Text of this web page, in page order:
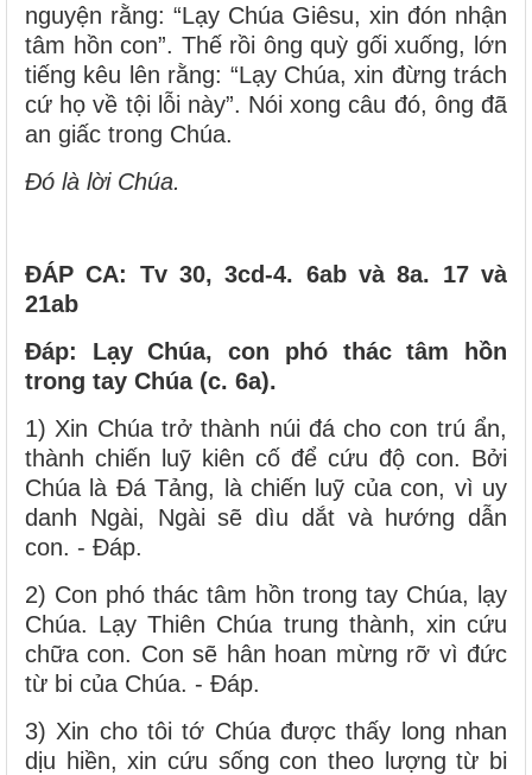
nguyện rằng: “Lạy Chúa Giêsu, xin đón nhận
tâm hồn con”. Thế rồi ông quỳ gối xuống, lớn
tiếng kêu lên rằng: “Lạy Chúa, xin đừng trách
cứ họ về tội lỗi này”. Nói xong câu đó, ông đã
an giấc trong Chúa.
Đó là lời Chúa.
ĐÁP CA: Tv 30, 3cd-4. 6ab và 8a. 17 và
21ab
Đáp: Lạy Chúa, con phó thác tâm hồn
trong tay Chúa (c. 6a).
1) Xin Chúa trở thành núi đá cho con trú ẩn,
thành chiến luỹ kiên cố để cứu độ con. Bởi
Chúa là Đá Tảng, là chiến luỹ của con, vì uy
danh Ngài, Ngài sẽ dìu dắt và hướng dẫn
con. - Đáp.
2) Con phó thác tâm hồn trong tay Chúa, lạy
Chúa. Lạy Thiên Chúa trung thành, xin cứu
chữa con. Con sẽ hân hoan mừng rỡ vì đức
từ bi của Chúa. - Đáp.
3) Xin cho tôi tớ Chúa được thấy long nhan
dịu hiền, xin cứu sống con theo lượng từ bi